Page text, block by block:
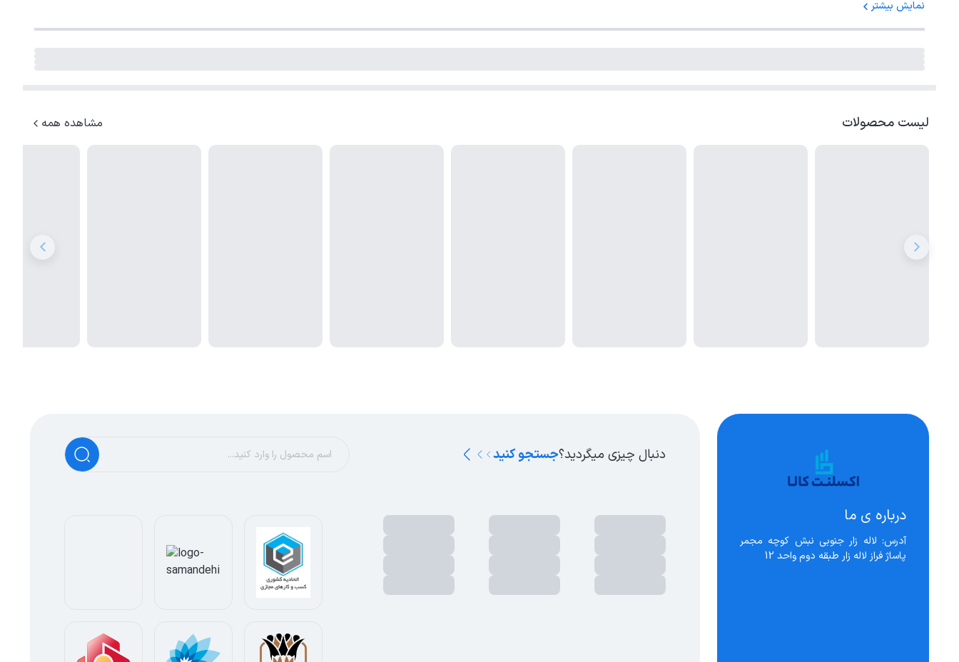
نمایش بیشتر
لیست محصولات مشاهده همه
درباره ی ما
پاساژ فراز لاله زار طبقه دوم واحد 12
دنبال چیزی میگردید؟جستجو کنید